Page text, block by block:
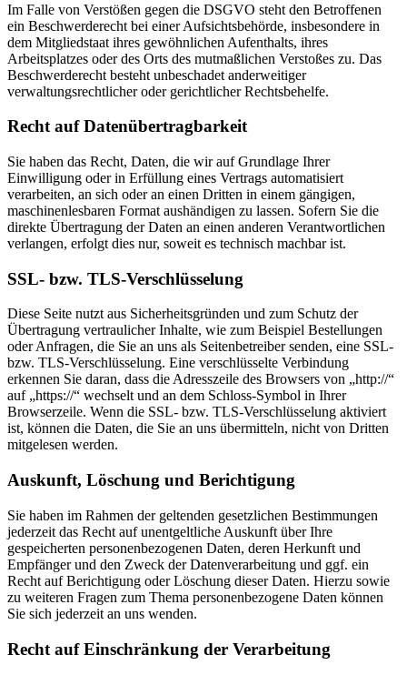
Im Falle von Verstößen gegen die DSGVO steht den Betroffenen
ein Beschwerderecht bei einer Aufsichtsbehörde, insbesondere in
dem Mitgliedstaat ihres gewöhnlichen Aufenthalts, ihres
Arbeitsplatzes oder des Orts des mutmaßlichen Verstoßes zu. Das
Beschwerderecht besteht unbeschadet anderweitiger
verwaltungsrechtlicher oder gerichtlicher Rechtsbehelfe.
Recht auf Datenübertragbarkeit
Sie haben das Recht, Daten, die wir auf Grundlage Ihrer
Einwilligung oder in Erfüllung eines Vertrags automatisiert
verarbeiten, an sich oder an einen Dritten in einem gängigen,
maschinenlesbaren Format aushändigen zu lassen. Sofern Sie die
direkte Übertragung der Daten an einen anderen Verantwortlichen
verlangen, erfolgt dies nur, soweit es technisch machbar ist.
SSL- bzw. TLS-Verschlüsselung
Diese Seite nutzt aus Sicherheitsgründen und zum Schutz der
Übertragung vertraulicher Inhalte, wie zum Beispiel Bestellungen
oder Anfragen, die Sie an uns als Seitenbetreiber senden, eine SSL-
bzw. TLS-Verschlüsselung. Eine verschlüsselte Verbindung
erkennen Sie daran, dass die Adresszeile des Browsers von „http://“
auf „https://“ wechselt und an dem Schloss-Symbol in Ihrer
Browserzeile. Wenn die SSL- bzw. TLS-Verschlüsselung aktiviert
ist, können die Daten, die Sie an uns übermitteln, nicht von Dritten
mitgelesen werden.
Auskunft, Löschung und Berichtigung
Sie haben im Rahmen der geltenden gesetzlichen Bestimmungen
jederzeit das Recht auf unentgeltliche Auskunft über Ihre
gespeicherten personenbezogenen Daten, deren Herkunft und
Empfänger und den Zweck der Datenverarbeitung und ggf. ein
Recht auf Berichtigung oder Löschung dieser Daten. Hierzu sowie
zu weiteren Fragen zum Thema personenbezogene Daten können
Sie sich jederzeit an uns wenden.
Recht auf Einschränkung der Verarbeitung